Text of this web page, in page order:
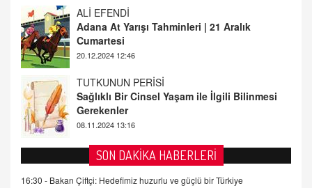
TUTKUNUN PERİSİ
Sağlıklı Bir Cinsel Yaşam ile İlgili Bilinmesi
Gerekenler
08.11.2024 13:16
FARUK ÖNALAN
Tezkere Onaylanmasaydı…
2 Kasım 2021 Salı 00:11
AV. DOĞAN CAN DOĞAN
Kişisel verilerin korunması ve dijital hukukun
gelişimi
SON DAKİKA HABERLERİ
16:30 - Bakan Çiftçi: Hedefimiz huzurlu ve güçlü bir Türkiye